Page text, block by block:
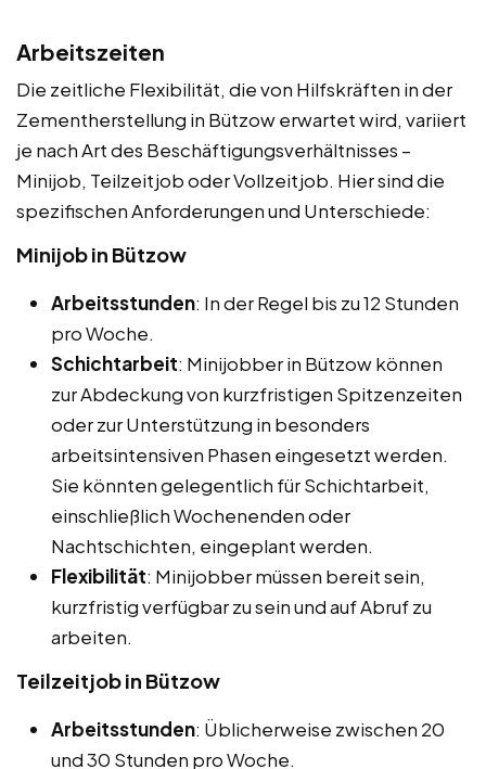
Arbeitszeiten
Die zeitliche Flexibilität, die von Hilfskräften in der
Zementherstellung in Bützow erwartet wird, variiert
je nach Art des Beschäftigungsverhältnisses –
Minijob, Teilzeitjob oder Vollzeitjob. Hier sind die
spezifischen Anforderungen und Unterschiede:
Minijob in Bützow
Arbeitsstunden: In der Regel bis zu 12 Stunden
pro Woche.
Schichtarbeit: Minijobber in Bützow können
zur Abdeckung von kurzfristigen Spitzenzeiten
oder zur Unterstützung in besonders
arbeitsintensiven Phasen eingesetzt werden.
Sie könnten gelegentlich für Schichtarbeit,
einschließlich Wochenenden oder
Nachtschichten, eingeplant werden.
Flexibilität: Minijobber müssen bereit sein,
kurzfristig verfügbar zu sein und auf Abruf zu
arbeiten.
Teilzeitjob in Bützow
Arbeitsstunden: Üblicherweise zwischen 20
und 30 Stunden pro Woche.